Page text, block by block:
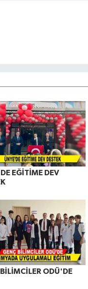
EĞİTİME DEV
ODÜ'DE